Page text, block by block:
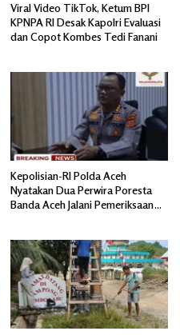
Viral Video TikTok, Ketum BPI
KPNPA RI Desak Kapolri Evaluasi
dan Copot Kombes Tedi Fanani
Kepolisian-RI Polda Aceh
Nyatakan Dua Perwira Poresta
Banda Aceh Jalani Pemeriksaan